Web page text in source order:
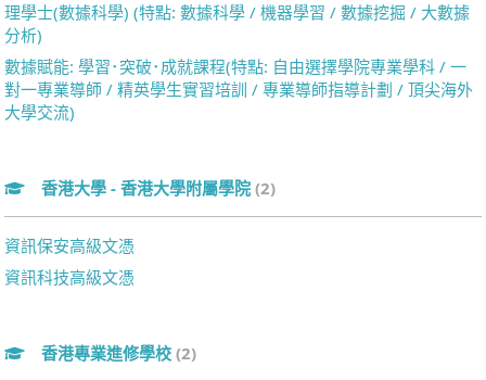
理學士(數據科學) (特點: 數據科學 / 機器學習 / 數據挖掘 / 大數據
分析)
數據賦能: 學習･突破･成就課程(特點: 自由選擇學院專業學科 / 一
對一專業導師 / 精英學生實習培訓 / 專業導師指導計劃 / 頂尖海外
大學交流)
香港大學 - 香港大學附屬學院 (2)
資訊保安高級文憑
資訊科技高級文憑
香港專業進修學校 (2)